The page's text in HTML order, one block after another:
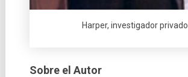
Harper, investigador privado
Sobre el Autor